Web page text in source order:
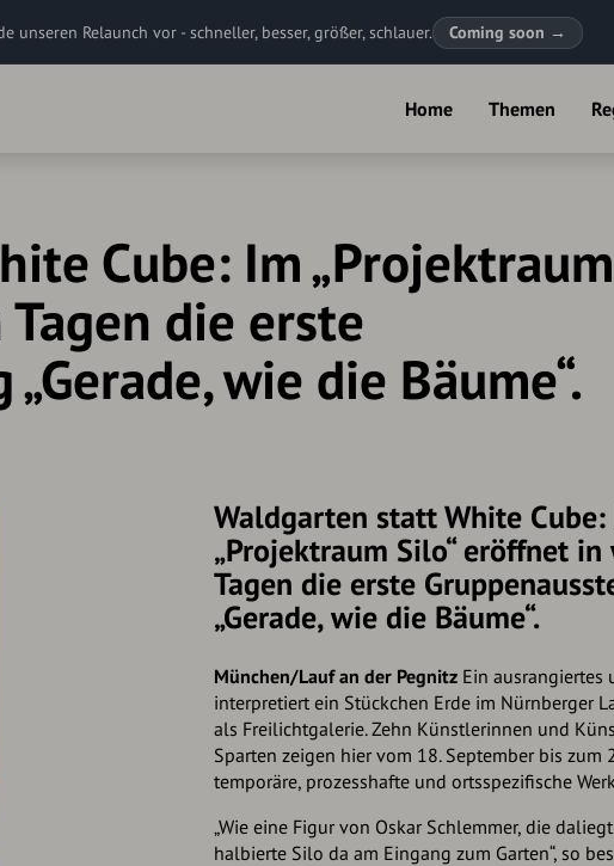
unseren Relaunch vor - schneller, besser, größer, schlauer. Coming soon →
Home Themen
Cube: Im
die erste
wie die Bäume“.
Waldgarten statt White Cube:
„Projektraum Silo“ eröffnet in
Tagen die erste
„Gerade, wie die Bäume“.
München/Lauf an der Pegnitz Ein ausrangiertes
interpretiert ein Stückchen Erde im Nürnberger
als Freilichtgalerie. Zehn Künstlerinnen und
Sparten zeigen hier vom 18. September bis zum
temporäre, prozesshafte und ortsspezifische
„Wie eine Figur von Oskar Schlemmer, die
halbierte Silo da am Eingang zum Garten“, so